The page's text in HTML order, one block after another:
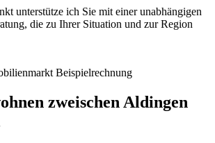
unterstütze ich Sie mit einer unabhängigen
die zu Ihrer Situation und zur Region
Beispielrechnung
zweischen Aldingen